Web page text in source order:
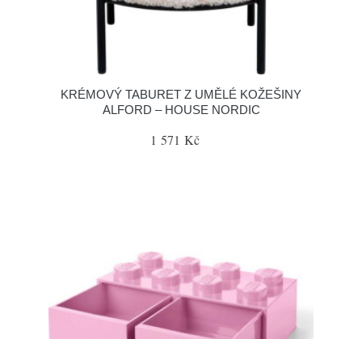
KRÉMOVÝ TABURET Z UMĚLÉ KOŽEŠINY
ALFORD – HOUSE NORDIC
1 571 Kč